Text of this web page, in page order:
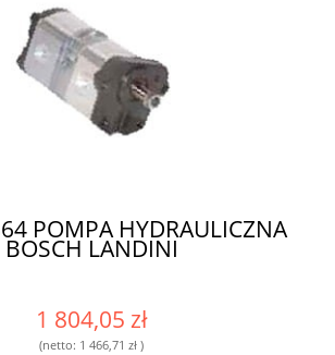
POMPA HYDRAULICZNA
BOSCH LANDINI
1 804,05 zł
(netto: 1 466,71 zł )